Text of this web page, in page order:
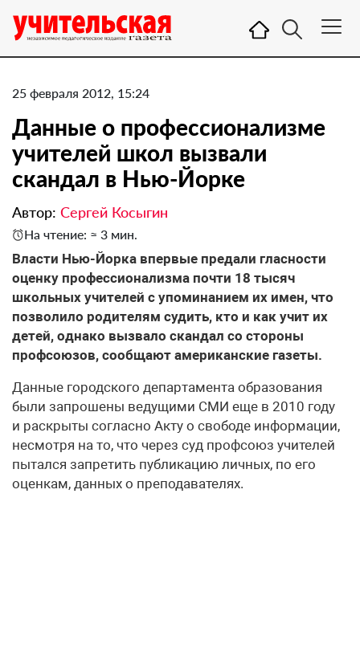
25 февраля 2012, 15:24
Данные о профессионализме
учителей школ вызвали
скандал в Нью-Йорке
Автор: Сергей Косыгин
На чтение: ≈ 3 мин.
Власти Нью-Йорка впервые предали гласности
оценку профессионализма почти 18 тысяч
школьных учителей с упоминанием их имен, что
позволило родителям судить, кто и как учит их
детей, однако вызвало скандал со стороны
профсоюзов, сообщают американские газеты.
Данные городского департамента образования
были запрошены ведущими СМИ еще в 2010 году
и раскрыты согласно Акту о свободе информации,
несмотря на то, что через суд профсоюз учителей
пытался запретить публикацию личных, по его
оценкам, данных о преподавателях.